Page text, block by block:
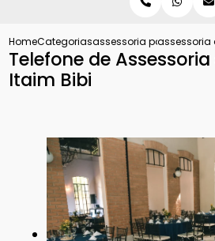
HomeCategoriasassessoria para evento
assessoria
Telefone de
Itaim Bibi